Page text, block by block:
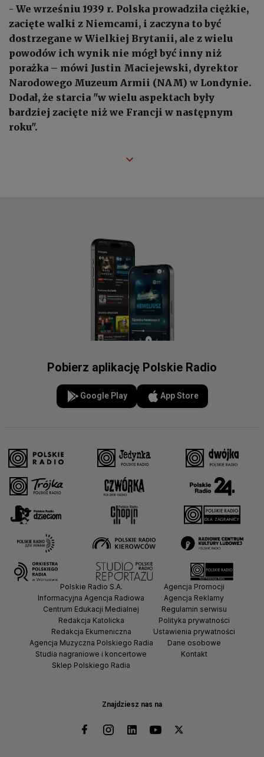
- We wrześniu 1939 r. Polska prowadziła ciężkie,
zacięte walki z Niemcami, i zaczyna to być
dostrzegane w Wielkiej Brytanii, ale z wielu
powodów ich wynik nie mógł być inny niż
porażka – mówi Justin Maciejewski, dyrektor
Narodowego Muzeum Armii (NAM) w Londynie.
Dodał, że starcia "w wielu aspektach były
bardziej zacięte niż we Francji w następnym
roku".
Pobierz aplikację Polskie Radio
Google Play App Store
Znajdziesz nas na
Polskie Radio S.A.
Informacyjna Agencja Radiowa
Centrum Edukacji Medialnej
Redakcja Katolicka
Redakcja Ekumeniczna
Agencja Muzyczna Polskiego Radia
Studia nagraniowe i koncertowe
Sklep Polskiego Radia
Agencja Promocji
Agencja Reklamy
Regulamin serwisu
Polityka prywatności
Ustawienia prywatności
Dane osobowe
Kontakt